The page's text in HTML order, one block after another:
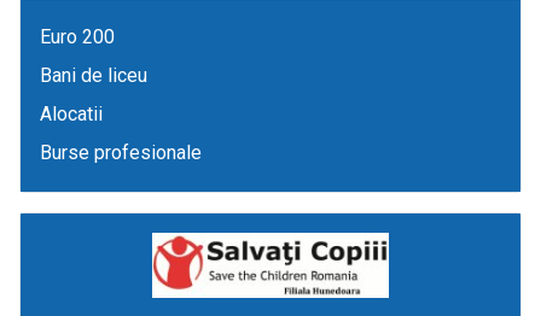
Euro 200
Bani de liceu
Alocatii
Burse profesionale